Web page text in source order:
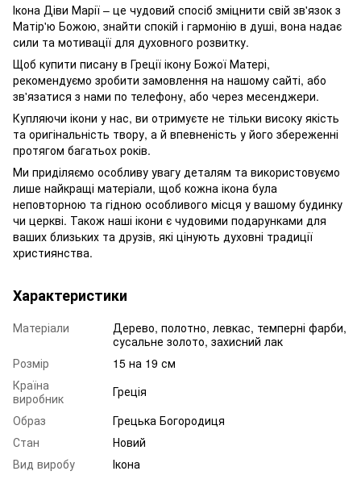
Ікона Діви Марії – це чудовий спосіб зміцнити свій зв'язок з
Матір'ю Божою, знайти спокій і гармонію в душі, вона надає
сили та мотивації для духовного розвитку.
Щоб купити писану в Греції ікону Божої Матері,
рекомендуємо зробити замовлення на нашому сайті, або
зв'язатися з нами по телефону, або через месенджери.
Купляючи ікони у нас, ви отримуєте не тільки високу якість
та оригінальність твору, а й впевненість у його збереженні
протягом багатьох років.
Ми приділяємо особливу увагу деталям та використовуємо
лише найкращі матеріали, щоб кожна ікона була
неповторною та гідною особливого місця у вашому будинку
чи церкві. Також наші ікони є чудовими подарунками для
ваших близьких та друзів, які цінують духовні традиції
християнства.
Характеристики
Матеріали
Дерево, полотно, левкас, темперні фарби,
сусальне золото, захисний лак
Розмір
15 на 19 см
Країна
виробник
Греція
Образ
Грецька Богородиця
Стан
Новий
Вид виробу
Ікона